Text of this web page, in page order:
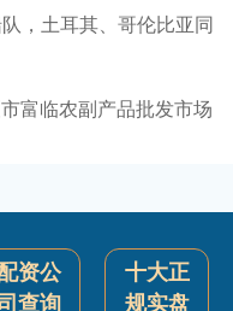
，土耳其、哥伦比亚同
富临农副产品批发市场
资公
查询
十大正
规实盘